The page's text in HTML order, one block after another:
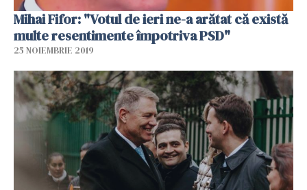
Mihai Fifor: "Votul de ieri ne-a arătat că există
multe resentimente împotriva PSD"
25 NOIEMBRIE 2019